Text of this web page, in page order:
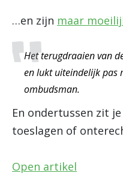
…en zijn maar
Het terugdraaien van
en lukt uiteindelijk pas
ombudsman.
En ondertussen zit
toeslagen of
Open artikel